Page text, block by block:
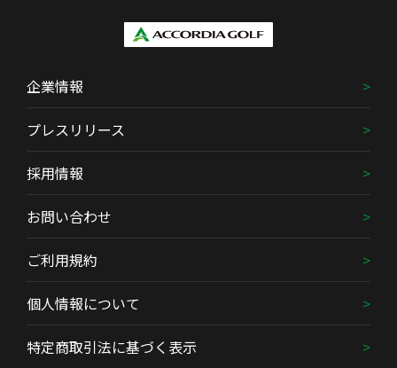
企業情報
プレスリリース
採用情報
お問い合わせ
ご利用規約
個人情報について
特定商取引法に基づく表示